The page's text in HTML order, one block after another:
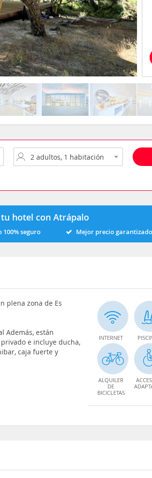
hotel con Atrápalo
100% seguro Mejor precio garantizado
plena zona de Es
Además, están
e incluye ducha,
caja fuerte y
INTERNET
ALQUILER
DE
BICICLETAS